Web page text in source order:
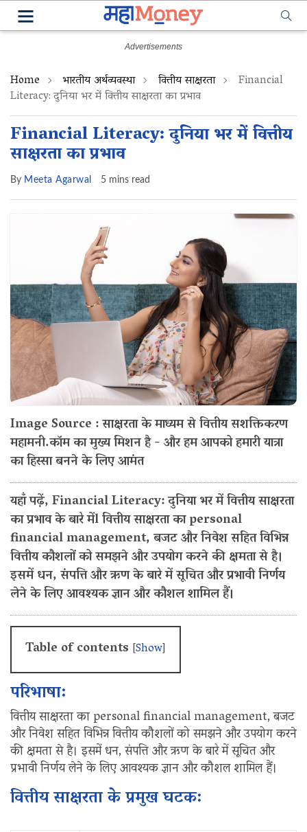
Home भारतीय अर्थव्यवस्था वित्तीय साक्षरता Financial
Literacy: दुनिया भर में वित्तीय साक्षरता का प्रभाव
Financial Literacy: दुनिया भर में वित्तीय
साक्षरता का प्रभाव
By Meeta Agarwal 5 mins read
Image Source : साक्षरता के माध्यम से वित्तीय सशक्तिकरण
महामनी.कॉम का मुख्य मिशन है - और हम आपको हमारी यात्रा
का हिस्सा बनने के लिए आमंत
यहाँ पढ़ें, Financial Literacy: दुनिया भर में वित्तीय साक्षरता
का प्रभाव के बारे मेंl वित्तीय साक्षरता का personal
financial management, बजट और निवेश सहित विभिन्न
वित्तीय कौशलों को समझने और उपयोग करने की क्षमता से है।
इसमें धन, संपत्ति और ऋण के बारे में सूचित और प्रभावी निर्णय
लेने के लिए आवश्यक ज्ञान और कौशल शामिल हैं।
Table of contents [Show]
परिभाषा:
वित्तीय साक्षरता का personal financial management, बजट
और निवेश सहित विभिन्न वित्तीय कौशलों को समझने और उपयोग करने
की क्षमता से है। इसमें धन, संपत्ति और ऋण के बारे में सूचित और
प्रभावी निर्णय लेने के लिए आवश्यक ज्ञान और कौशल शामिल हैं।
वित्तीय साक्षरता के प्रमुख घटक: